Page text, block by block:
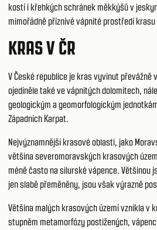
kostí i křehkých schránek měkkýšů v
mimořádně příznivé vápnité prostředí krasu
KRAS V ČR
V České republice je kras vyvinut převážně
ojediněle také ve vápnitých dolomitech,
geologickým a geomorfologickým
Západních Karpat.
Nejvýznamnější krasové oblasti, jako
většina severomoravských krasových
méně často na silurské vápence. Většinou
jen slabě přeměněny, jsou však výrazně
Většina malých krasových území vznikla v
stupněm metamorfózy postižených,